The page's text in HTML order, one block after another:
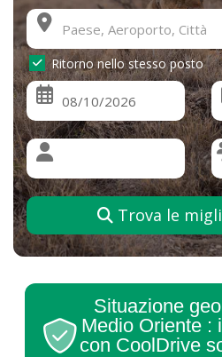
Ritorno nello stesso posto
Trova le
Situazione
Medio Oriente :
con CoolDrive